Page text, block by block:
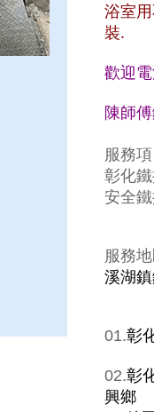
浴室
裝.
歡迎
陳師
服務
彰化
安全
服務
溪湖
01.彰
02.彰
興鄉